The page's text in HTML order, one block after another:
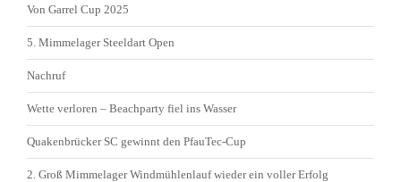
Von Garrel Cup 2025
5. Mimmelager Steeldart Open
Nachruf
Wette verloren – Beachparty fiel ins Wasser
Quakenbrücker SC gewinnt den PfauTec-Cup
2. Groß Mimmelager Windmühlenlauf wieder ein voller Erfolg